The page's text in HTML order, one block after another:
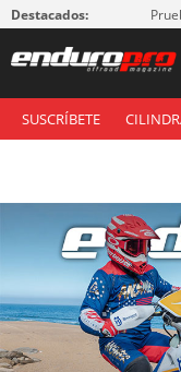
Destacados:
SUSCRÍBETE